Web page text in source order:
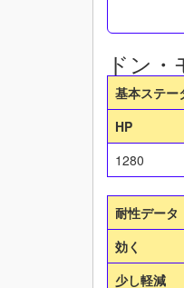
ドン
基本ステー
HP
1280
耐性データ
効く
少し軽減